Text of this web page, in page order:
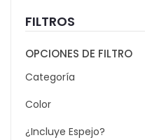
FILTROS
OPCIONES DE FILTRO
Categoría
Color
¿Incluye Espejo?